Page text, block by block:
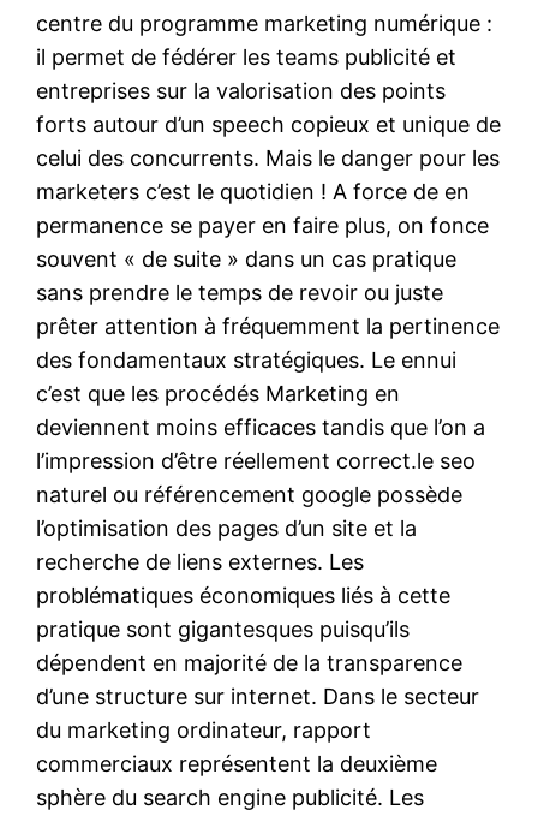
centre du programme marketing numérique :
il permet de fédérer les teams publicité et
entreprises sur la valorisation des points
forts autour d’un speech copieux et unique de
celui des concurrents. Mais le danger pour les
marketers c’est le quotidien ! A force de en
permanence se payer en faire plus, on fonce
souvent « de suite » dans un cas pratique
sans prendre le temps de revoir ou juste
prêter attention à fréquemment la pertinence
des fondamentaux stratégiques. Le ennui
c’est que les procédés Marketing en
deviennent moins efficaces tandis que l’on a
l’impression d’être réellement correct.le seo
naturel ou référencement google possède
l’optimisation des pages d’un site et la
recherche de liens externes. Les
problématiques économiques liés à cette
pratique sont gigantesques puisqu’ils
dépendent en majorité de la transparence
d’une structure sur internet. Dans le secteur
du marketing ordinateur, rapport
commerciaux représentent la deuxième
sphère du search engine publicité. Les